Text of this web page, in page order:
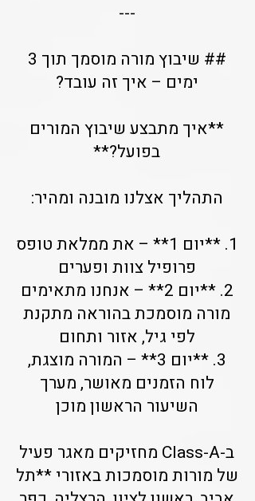
---
## שיבוץ מורה מוסמך תוך 3
ימים – איך זה עובד?
**איך מתבצע שיבוץ המורים
בפועל?**
התהליך אצלנו מובנה ומהיר:
1. **יום 1** – את ממלאת טופס
פרופיל צוות ופערים
2. **יום 2** – אנחנו מתאימים
מורה מוסמכת בהוראה מתקנת
לפי גיל, אזור ותחום
3. **יום 3** – המורה מוצגת,
לוח הזמנים מאושר, מערך
השיעור הראשון מוכן
ב-Class-A מחזיקים מאגר פעיל
של מורות מוסמכות באזורי **תל